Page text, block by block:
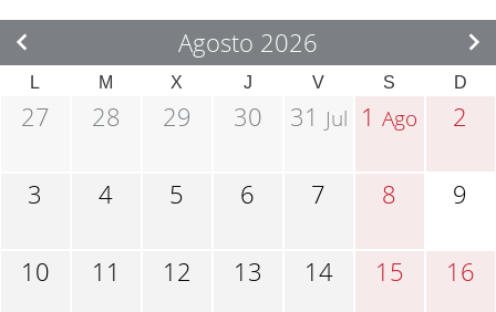
Agosto 2026
L M X J V S D
27 28 29 30 31 Jul 1Ago 2
3 4 5 6 7 8 9
10 11 12 13 14 15 16